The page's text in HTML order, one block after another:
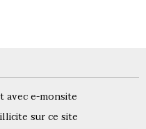
guide you through
avec e-monsite
sur ce site